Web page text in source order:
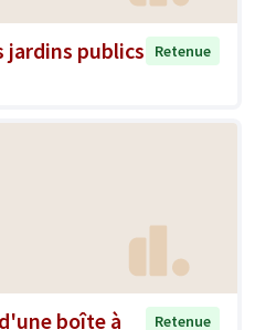
jardins publics
Retenue
boîte à
Retenue